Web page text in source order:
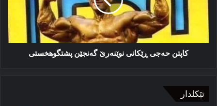
پشتگوهخستی
کاپتن حەجی ڕێکانی نوێنەرێ گەنجێن پشتگوهخستی
تێکلدار